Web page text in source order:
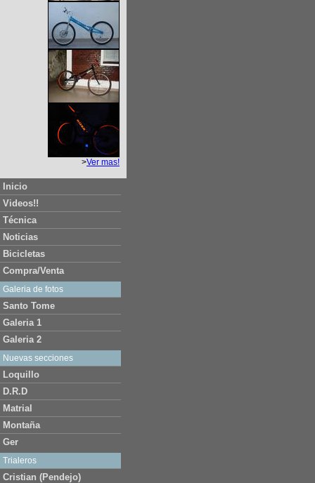
>Ver mas!
Inicio
Videos!!
Técnica
Noticias
Bicicletas
Compra/Venta
Galeria de fotos
Santo Tome
Galeria 1
Galeria 2
Nuevas secciones
Loquillo
D.R.D
Matrial
Montaña
Ger
Trialeros
Cristian (Pendejo)